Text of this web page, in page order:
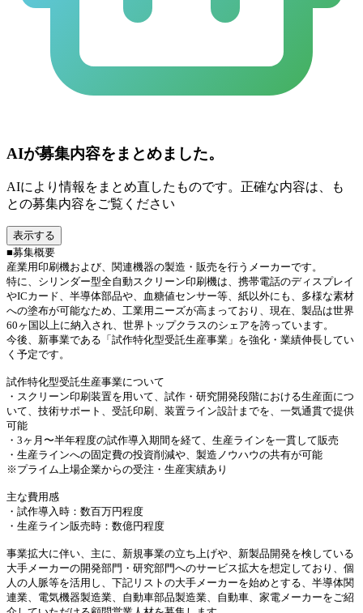
AIが募集内容をまとめました。
AIにより情報をまとめ直したものです。正確な内容は、も
との募集内容をご覧ください
表示する
■募集概要
産業用印刷機および、関連機器の製造・販売を行うメーカーです。
特に、シリンダー型全自動スクリーン印刷機は、携帯電話のディスプレイ
やICカード、半導体部品や、血糖値センサー等、紙以外にも、多様な素材
への塗布が可能なため、工業用ニーズが高まっており、現在、製品は世界
60ヶ国以上に納入され、世界トップクラスのシェアを誇っています。
今後、新事業である「試作特化型受託生産事業」を強化・業績伸長してい
く予定です。
試作特化型受託生産事業について
・スクリーン印刷装置を用いて、試作・研究開発段階における生産面につ
いて、技術サポート、受託印刷、装置ライン設計までを、一気通貫で提供
可能
・3ヶ月〜半年程度の試作導入期間を経て、生産ラインを一貫して販売
・生産ラインへの固定費の投資削減や、製造ノウハウの共有が可能
※プライム上場企業からの受注・生産実績あり
主な費用感
・試作導入時：数百万円程度
・生産ライン販売時：数億円程度
事業拡大に伴い、主に、新規事業の立ち上げや、新製品開発を検している
大手メーカーの開発部門・研究部門へのサービス拡大を想定しており、個
人の人脈等を活用し、下記リストの大手メーカーを始めとする、半導体関
連業、電気機器製造業、自動車部品製造業、自動車、家電メーカーをご紹